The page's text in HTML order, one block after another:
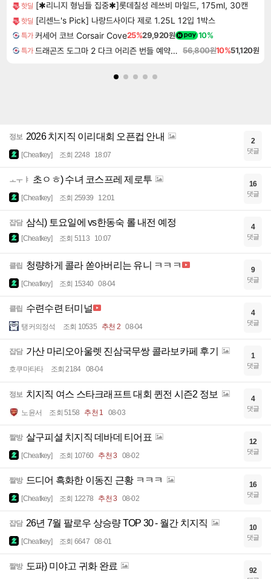
핫딜 [✱리니지 형님들 집중✱]롯데칠성 레쓰비 마일드, 175ml, 30캔
핫딜 [리센느's Pick] 나랑드사이다 제로 1.25L 12입 1박스
특가 커세어 코브 Corsair Cove25%29,920원 10%
특가 드래곤즈 도그마 2 다크 어리즌 번들 예약구매 Dragon's Dogma 2 Dark Arisen 56,800원10%51,120원
정보 2026 치지직 이리대회 오픈컵 안내
[Cheatkey] 조회 2248 18:07
2
댓글
ㅗㅜㅑ 초ㅇㅎ) 수녀 코스프레 제로투
[Cheatkey] 조회 25939 12:01
16
댓글
잡담 삼식) 토요일에 vs한동숙 롤 내전 예정
[Cheatkey] 조회 5113 10:07
4
댓글
클립 청량하게 콜라 쏟아버리는 유니 ㅋㅋㅋ
[Cheatkey] 조회 15340 08-04
9
댓글
클립 수련수련 터미널
탱커의정석 조회 10535 추천 2 08-04
4
댓글
잡담 가산 마리오아울렛 진삼국무쌍 콜라보카페 후기
호쿠마타타 조회 2184 08-04
1
댓글
정보 치지직 여스 스타크래프트 대회 퀸전 시즌2 정보
노윤서 조회 5158 추천 1 08-03
4
댓글
짤방 살구피셜 치지직 데바데 티어표
[Cheatkey] 조회 10760 추천 3 08-02
12
댓글
짤방 드디어 흑화한 이동진 근황 ㅋㅋㅋ
[Cheatkey] 조회 12278 추천 3 08-02
16
댓글
잡담 26년 7월 팔로우 상승량 TOP 30 - 월간 치지직
[Cheatkey] 조회 6647 08-01
10
댓글
짤방 도파) 미야고 귀화 완료 92